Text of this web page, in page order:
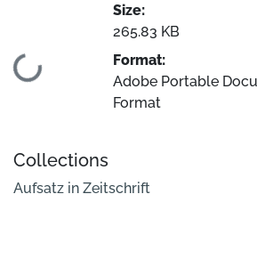
Loading...
Size:
265.83 KB
Format:
Adobe Portable
Format
Collections
Aufsatz in Zeitschrift